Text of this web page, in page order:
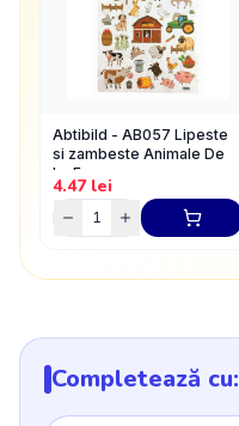
Abtibild - AB057 Lipeste
si zambeste Animale De
La Ferma
4.47lei
Completează cu: